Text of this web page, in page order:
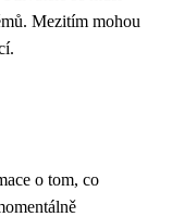
Mezitím mohou
o tom, co